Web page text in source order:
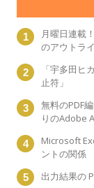
月曜日連載
のアウトラ
「宇多田ヒ
止符」
無料のPDF
りのAdobe
Microsoft
ントの関係
出力結果の